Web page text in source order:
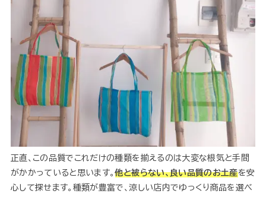
正直、この品質でこれだけの種類を揃えるのは大変な根気と手間
がかかっていると思います。他と被らない、良い品質のお土産を安
心して探せます。種類が豊富で、涼しい店内でゆっくり商品を選べ